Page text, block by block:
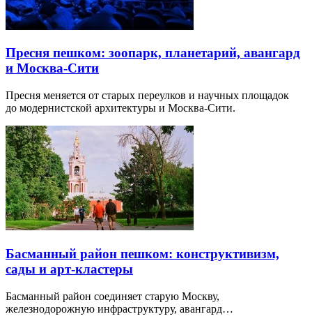
Пресня пешком: зоопарк, планетарий, авангард
и Москва-Сити
Пресня меняется от старых переулков и научных площадок
до модернистской архитектуры и Москва-Сити.
Басманный район пешком: конструктивизм,
сады и арт-кластеры
Басманный район соединяет старую Москву,
железнодорожную инфраструктуру, авангард…